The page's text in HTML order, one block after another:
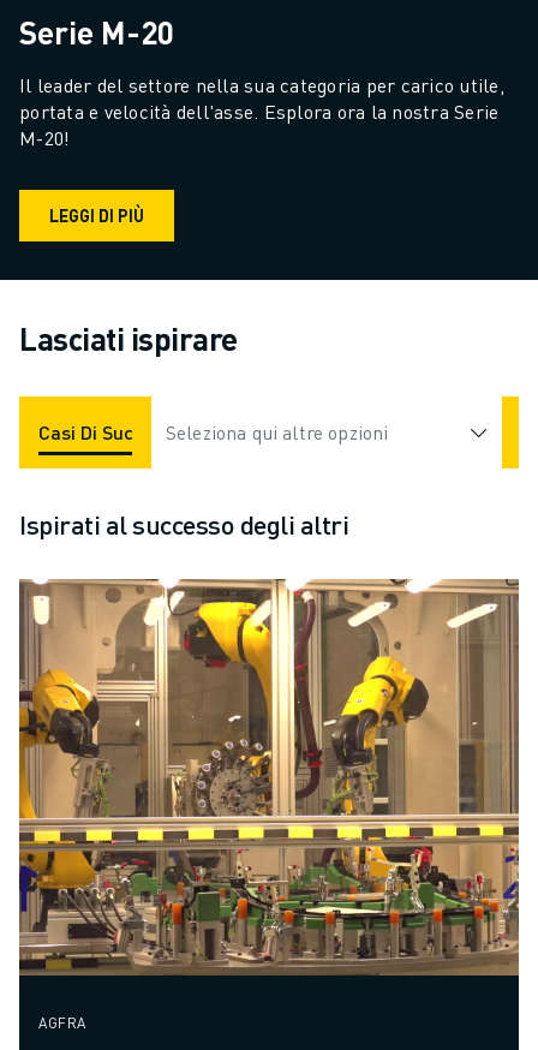
Serie M-20
Il leader del settore nella sua categoria per carico utile,
portata e velocità dell'asse. Esplora ora la nostra Serie
M-20!
LEGGI DI PIÙ
Lasciati ispirare
Casi Di Successo Applicazioni Settori
Seleziona qui altre opzioni
Ispirati al successo degli altri
AGFRA